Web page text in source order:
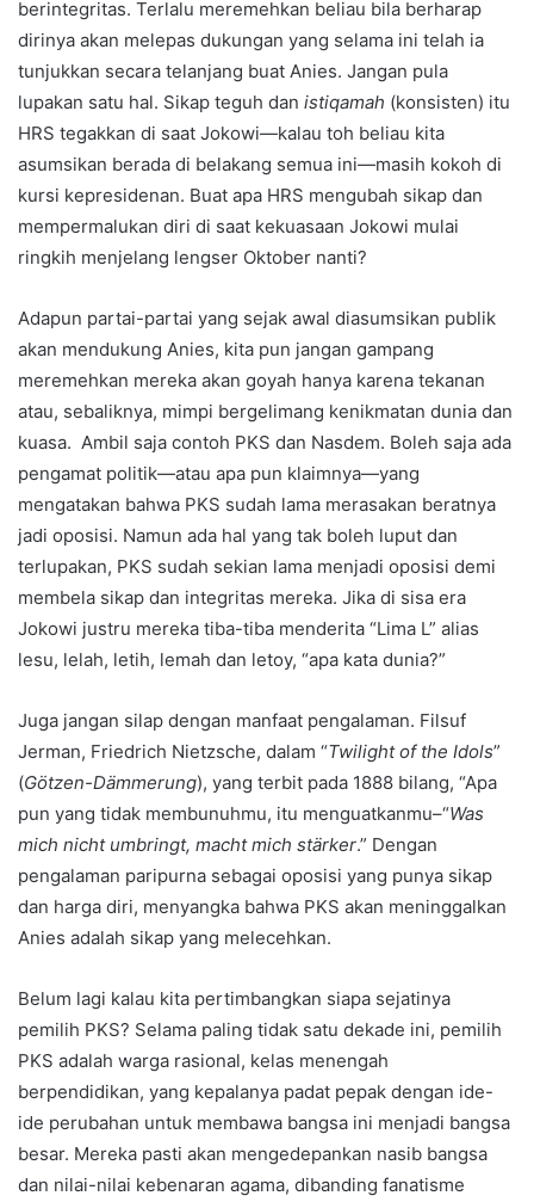
berintegritas. Terlalu meremehkan beliau bila berharap
dirinya akan melepas dukungan yang selama ini telah ia
tunjukkan secara telanjang buat Anies. Jangan pula
lupakan satu hal. Sikap teguh dan istiqamah (konsisten) itu
HRS tegakkan di saat Jokowi—kalau toh beliau kita
asumsikan berada di belakang semua ini—masih kokoh di
kursi kepresidenan. Buat apa HRS mengubah sikap dan
mempermalukan diri di saat kekuasaan Jokowi mulai
ringkih menjelang lengser Oktober nanti?
Adapun partai-partai yang sejak awal diasumsikan publik
akan mendukung Anies, kita pun jangan gampang
meremehkan mereka akan goyah hanya karena tekanan
atau, sebaliknya, mimpi bergelimang kenikmatan dunia dan
kuasa. Ambil saja contoh PKS dan Nasdem. Boleh saja ada
pengamat politik—atau apa pun klaimnya—yang
mengatakan bahwa PKS sudah lama merasakan beratnya
jadi oposisi. Namun ada hal yang tak boleh luput dan
terlupakan, PKS sudah sekian lama menjadi oposisi demi
membela sikap dan integritas mereka. Jika di sisa era
Jokowi justru mereka tiba-tiba menderita “Lima L” alias
lesu, lelah, letih, lemah dan letoy, “apa kata dunia?”
Juga jangan silap dengan manfaat pengalaman. Filsuf
Jerman, Friedrich Nietzsche, dalam “Twilight of the Idols”
(Götzen-Dämmerung), yang terbit pada 1888 bilang, “Apa
pun yang tidak membunuhmu, itu menguatkanmu–“Was
mich nicht umbringt, macht mich stärker.” Dengan
pengalaman paripurna sebagai oposisi yang punya sikap
dan harga diri, menyangka bahwa PKS akan meninggalkan
Anies adalah sikap yang melecehkan.
Belum lagi kalau kita pertimbangkan siapa sejatinya
pemilih PKS? Selama paling tidak satu dekade ini, pemilih
PKS adalah warga rasional, kelas menengah
berpendidikan, yang kepalanya padat pepak dengan ide-
ide perubahan untuk membawa bangsa ini menjadi bangsa
besar. Mereka pasti akan mengedepankan nasib bangsa
dan nilai-nilai kebenaran agama, dibanding fanatisme